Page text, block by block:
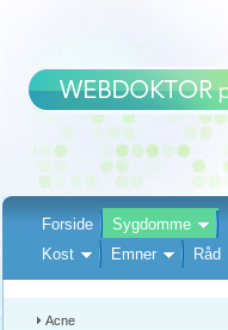
Forside Sygdomme
Kost
Emner Råd
Acne